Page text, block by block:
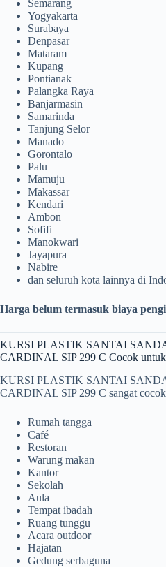
Semarang
Yogyakarta
Surabaya
Denpasar
Mataram
Kupang
Pontianak
Palangka Raya
Banjarmasin
Samarinda
Tanjung Selor
Manado
Gorontalo
Palu
Mamuju
Makassar
Kendari
Ambon
Sofifi
Manokwari
Jayapura
Nabire
dan seluruh kota lainnya di
Harga belum termasuk biaya
KURSI PLASTIK SANTAI
CARDINAL SIP 299 C Cocok
KURSI PLASTIK SANTAI
CARDINAL SIP 299 C sangat
Rumah tangga
Café
Restoran
Warung makan
Kantor
Sekolah
Aula
Tempat ibadah
Ruang tunggu
Acara outdoor
Hajatan
Gedung serbaguna